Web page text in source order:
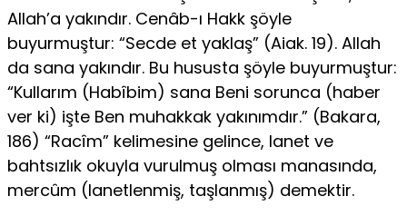
Allah’a yakındır. Cenâb-ı Hakk şöyle
buyurmuştur: “Secde et yaklaş” (Aiak. 19). Allah
da sana yakındır. Bu hususta şöyle buyurmuştur:
“Kullarım (Habîbim) sana Beni sorunca (haber
ver ki) işte Ben muhakkak yakınımdır.” (Bakara,
186) “Racîm” kelimesine gelince, lanet ve
bahtsızlık okuyla vurulmuş olması manasında,
mercûm (lanetlenmiş, taşlanmış) demektir.